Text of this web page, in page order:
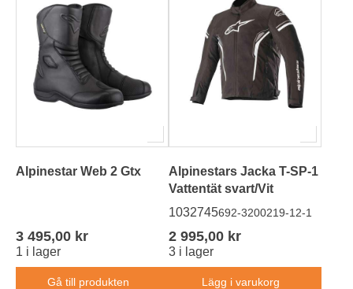
Alpinestar Web 2 Gtx
3 495,00 kr
1 i lager
Gå till produkten
Alpinestars Jacka T-SP-1
Vattentät svart/Vit
1032745692-3200219-12-1
2 995,00 kr
3 i lager
Lägg i varukorg